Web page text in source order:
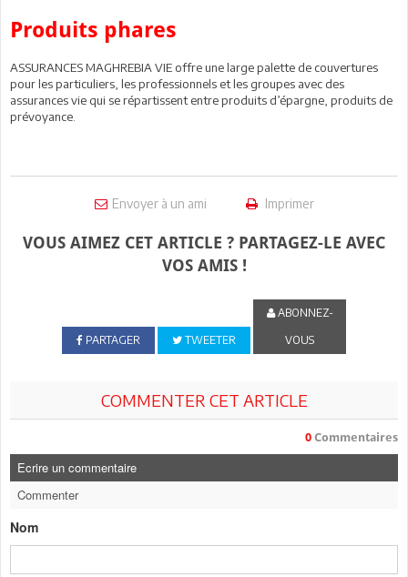
Produits phares
ASSURANCES MAGHREBIA VIE offre une large palette de couvertures
pour les particuliers, les professionnels et les groupes avec des
assurances vie qui se répartissent entre produits d’épargne, produits de
prévoyance.
Envoyer à un ami Imprimer
VOUS AIMEZ CET ARTICLE ? PARTAGEZ-LE AVEC
VOS AMIS !
PARTAGER TWEETER
ABONNEZ-
VOUS
COMMENTER CET ARTICLE
0 Commentaires
Ecrire un commentaire
Commenter
Nom